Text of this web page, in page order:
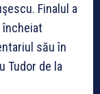
Finalul a
său în
Tudor de la